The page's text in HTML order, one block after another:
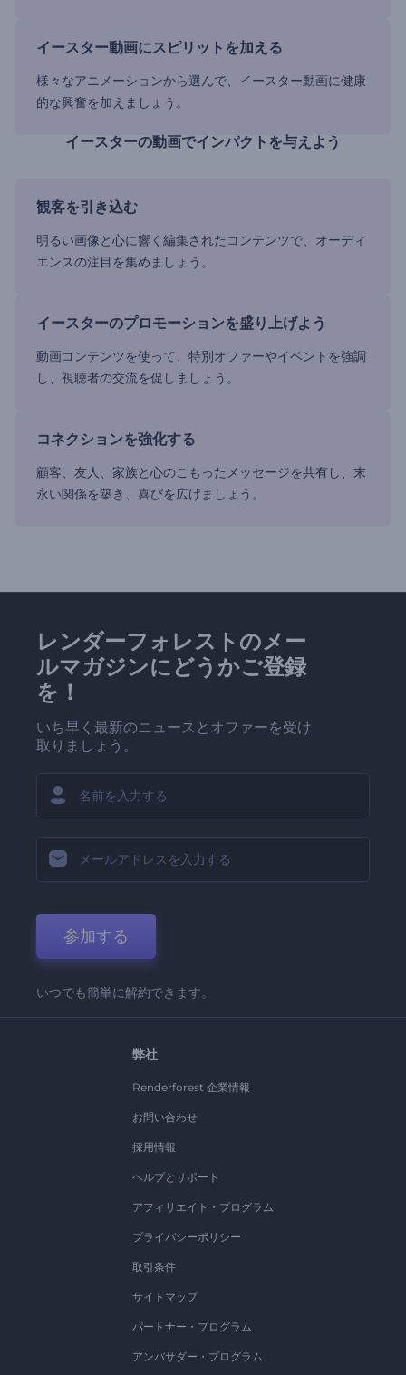
イースター動画にスピリットを加える
様々なアニメーションから選んで、イースター動画に健康
的な興奮を加えましょう。
イースターの動画でインパクトを与えよう
観客を引き込む
明るい画像と心に響く編集されたコンテンツで、オーディ
エンスの注目を集めましょう。
イースターのプロモーションを盛り上げよう
動画コンテンツを使って、特別オファーやイベントを強調
し、視聴者の交流を促しましょう。
コネクションを強化する
顧客、友人、家族と心のこもったメッセージを共有し、末
永い関係を築き、喜びを広げましょう。
レンダーフォレストのメー
ルマガジンにどうかご登録
を！
いち早く最新のニュースとオファーを受け
取りましょう。
参加する
いつでも簡単に解約できます。
弊社
Renderforest 企業情報
お問い合わせ
採用情報
ヘルプとサポート
アフィリエイト・プログラム
プライバシーポリシー
取引条件
サイトマップ
パートナー・プログラム
アンバサダー・プログラム